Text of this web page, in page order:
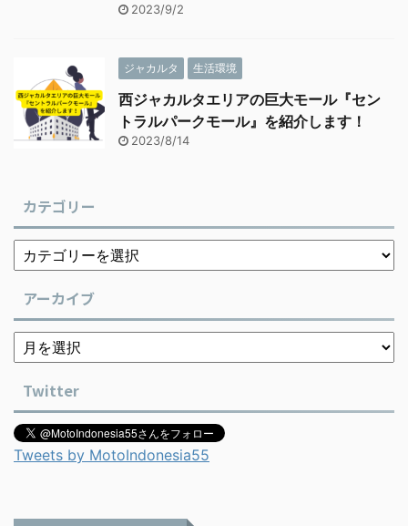
2023/9/2
ジャカルタ 生活環境
西ジャカルタエリアの巨大モール『セン
トラルパークモール』を紹介します！
2023/8/14
カテゴリー
アーカイブ
Twitter
Tweets by MotoIndonesia55